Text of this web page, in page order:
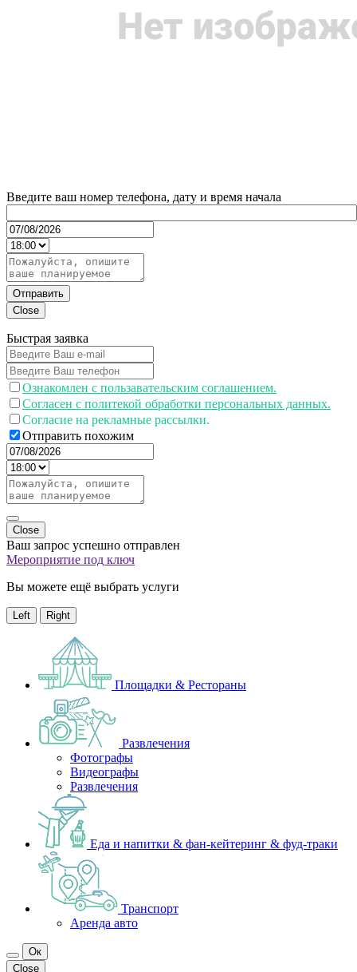
Введите ваш номер телефона, дату и время начала
Отправить
Close
Быстрая заявка
Ознакомлен с пользавательским соглашением.
Согласен с политекой обработки персональных данных.
Согласие на рекламные рассылки.
Отправить похожим
Close
Ваш запрос успешно отправлен
Мероприятие под ключ
Вы можете ещё выбрать услуги
Left Right
Площадки & Рестораны
Развлечения
Фотографы
Видеографы
Развлечения
Еда и напитки & фан-кейтеринг & фуд-траки
Транспорт
Аренда авто
Ок
Close